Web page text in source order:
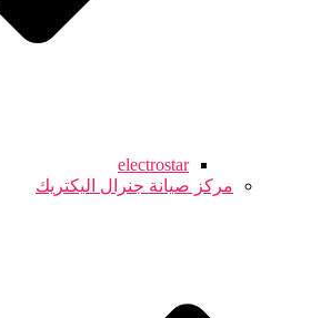
electrostar
مركز صيانة جنرال اليكتريك